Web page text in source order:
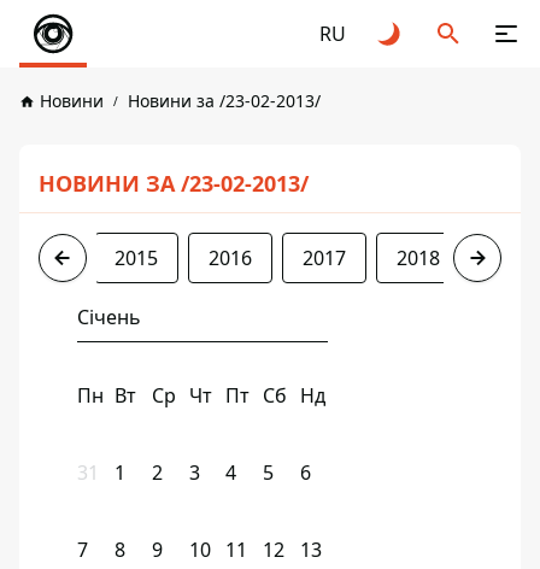
RU
Новини Новини за /23-02-2013/
НОВИНИ ЗА /23-02-2013/
2013 2015 2016 2017 2018 2019
Січень
Пн Вт Ср Чт Пт Сб Нд
31 1 2 3 4 5 6
7 8 9 10 11 12 13